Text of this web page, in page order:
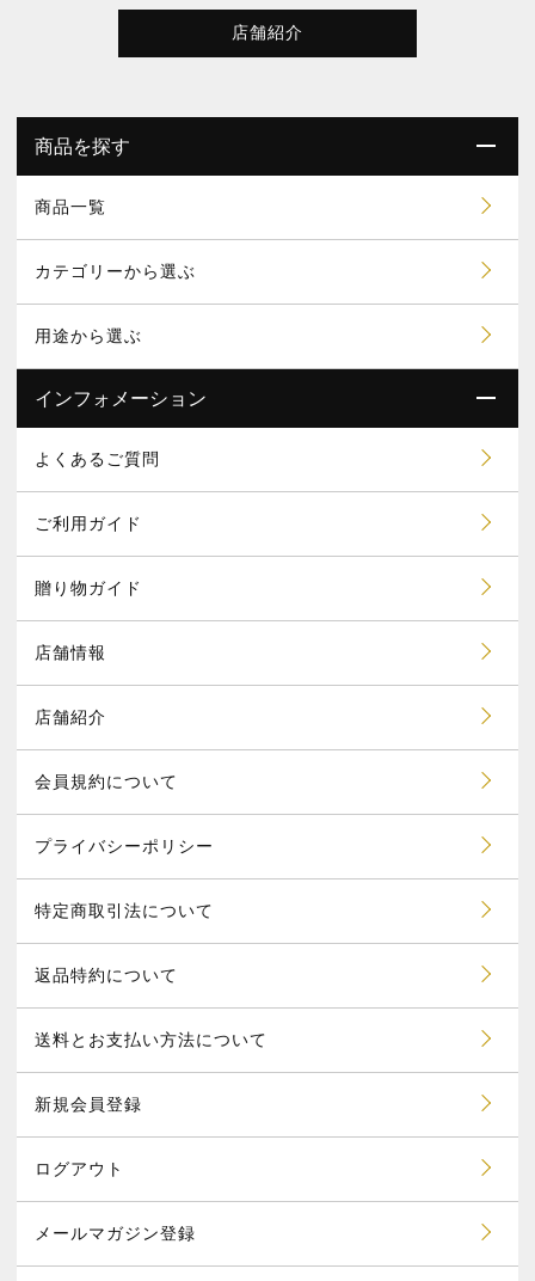
店舗紹介
商品を探す
商品一覧
カテゴリーから選ぶ
用途から選ぶ
インフォメーション
よくあるご質問
ご利用ガイド
贈り物ガイド
店舗情報
店舗紹介
会員規約について
プライバシーポリシー
特定商取引法について
返品特約について
送料とお支払い方法について
新規会員登録
ログアウト
メールマガジン登録